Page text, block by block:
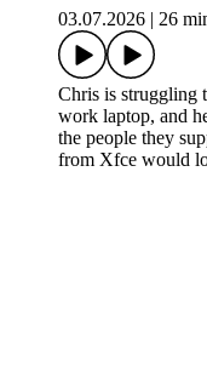
03.07.2026
26
Chris is struggling
work laptop, and
the people they
from Xfce would